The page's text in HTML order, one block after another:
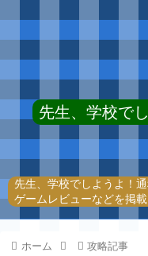
先生、学校で
先生、学校でしようよ！
ゲームレビューなどを掲
ホーム 攻略記事